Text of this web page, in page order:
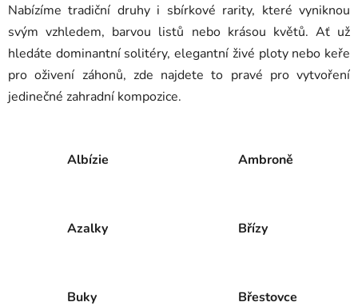
Nabízíme tradiční druhy i sbírkové rarity, které vyniknou
svým vzhledem, barvou listů nebo krásou květů. Ať už
hledáte dominantní solitéry, elegantní živé ploty nebo keře
pro oživení záhonů, zde najdete to pravé pro vytvoření
jedinečné zahradní kompozice.
Albízie Ambroně
Azalky Břízy
Buky Břestovce